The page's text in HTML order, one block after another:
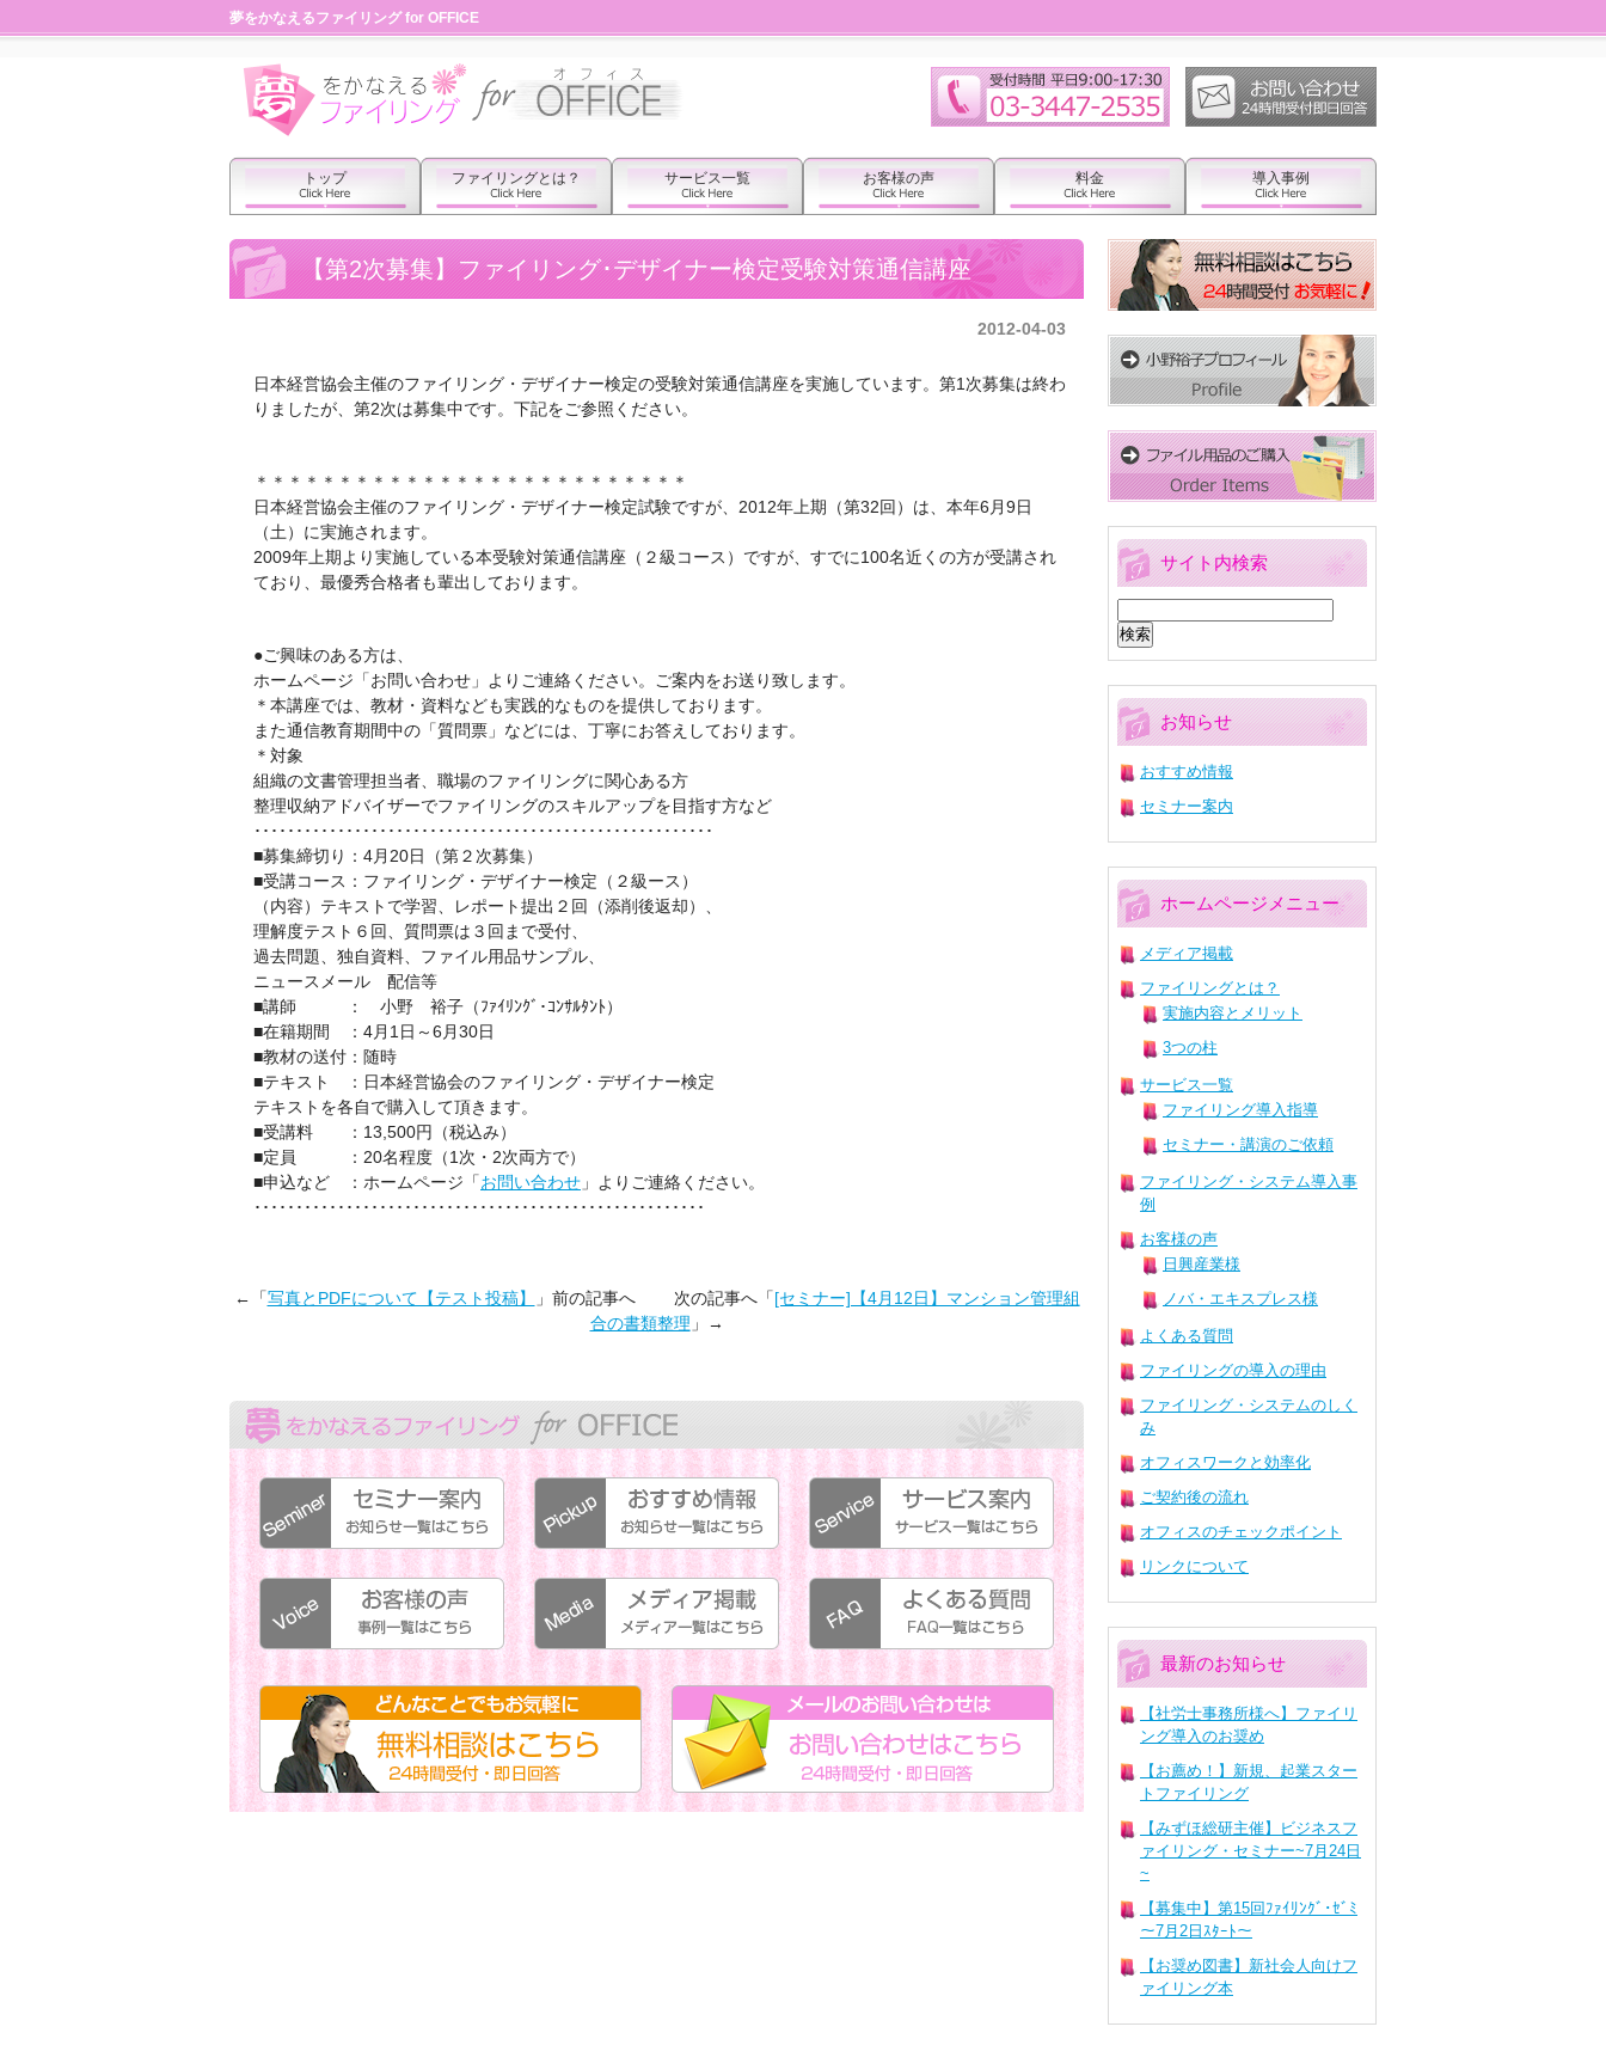
夢をかなえるファイリング for OFFICE
トップ ファイリングとは？ サービス一覧 お客様の声 料金 導入事例
【第2次募集】ファイリング･デザイナー検定受験対策通信講座
2012-04-03
日本経営協会主催のファイリング・デザイナー検定の受験対策通信講座を実施しています。第1次募集は終わ
りましたが、第2次は募集中です。下記をご参照ください。
＊＊＊＊＊＊＊＊＊＊＊＊＊＊＊＊＊＊＊＊＊＊＊＊＊＊
日本経営協会主催のファイリング・デザイナー検定試験ですが、2012年上期（第32回）は、本年6月9日
（土）に実施されます。
2009年上期より実施している本受験対策通信講座（２級コース）ですが、すでに100名近くの方が受講され
ており、最優秀合格者も輩出しております。
●ご興味のある方は、
ホームページ「お問い合わせ」よりご連絡ください。ご案内をお送り致します。
＊本講座では、教材・資料なども実践的なものを提供しております。
また通信教育期間中の「質問票」などには、丁寧にお答えしております。
＊対象
組織の文書管理担当者、職場のファイリングに関心ある方
整理収納アドバイザーでファイリングのスキルアップを目指す方など
･･･････････････････････････････････････････････････････
■募集締切り：4月20日（第２次募集）
■受講コース：ファイリング・デザイナー検定（２級ース）
（内容）テキストで学習、レポート提出２回（添削後返却）、
理解度テスト６回、質問票は３回まで受付、
過去問題、独自資料、ファイル用品サンプル、
ニュースメール 配信等
■講師 ： 小野 裕子（ﾌｧｲﾘﾝｸﾞ･ｺﾝｻﾙﾀﾝﾄ）
■在籍期間 ：4月1日～6月30日
■教材の送付：随時
■テキスト ：日本経営協会のファイリング・デザイナー検定
テキストを各自で購入して頂きます。
■受講料 ：13,500円（税込み）
■定員 ：20名程度（1次・2次両方で）
■申込など ：ホームページ「お問い合わせ 」よりご連絡ください。
･･････････････････････････････････････････････････････
←「写真とPDFについて【テスト投稿】 」前の記事へ 次の記事へ「[セミナー]【4月12日】マンション管理組
合の書類整理 」→
無料相談はこちらから。お気軽にご相談下さい。24時間受付。即日回答。 メールフォームからのお問い合わせはこちらから。24時間受付。即日回答。
サイト内検索
索:
お知らせ
おすすめ情報
セミナー案内
ホームページメニュー
メディア掲載
ファイリングとは？
実施内容とメリット
3つの柱
サービス一覧
ファイリング導入指導
セミナー・講演のご依頼
ファイリング・システム導入事
例
お客様の声
日興産業様
ノバ・エキスプレス様
よくある質問
ファイリングの導入の理由
ファイリング・システムのしく
み
オフィスワークと効率化
ご契約後の流れ
オフィスのチェックポイント
リンクについて
最新のお知らせ
【社労士事務所様へ】ファイリ
ング導入のお奨め
【お薦め！】新規、起業スター
トファイリング
【みずほ総研主催】ビジネスフ
ァイリング・セミナー~7月24日
~
【募集中】第15回ﾌｧｲﾘﾝｸﾞ･ｾﾞﾐ
～7月2日ｽﾀｰﾄ～
【お奨め図書】新社会人向けフ
ァイリング本